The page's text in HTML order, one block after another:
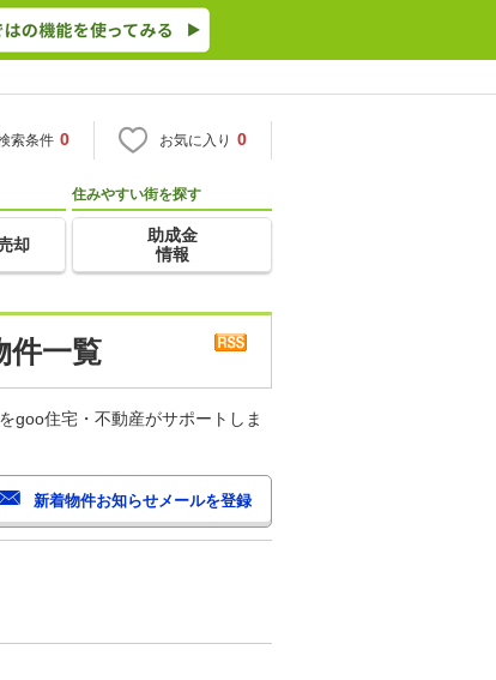
索条件 0 お気に入り 0
却
住みやすい街を探す
助成金
情報
件一覧
goo住宅・不動産がサポートしま